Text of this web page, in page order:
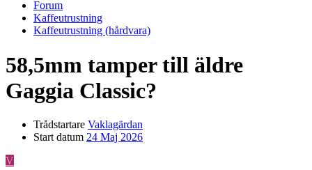
Forum
Kaffeutrustning
Kaffeutrustning (hårdvara)
58,5mm tamper till äldre
Gaggia Classic?
Trådstartare Vaklagärdan
Start datum 24 Maj 2026
V